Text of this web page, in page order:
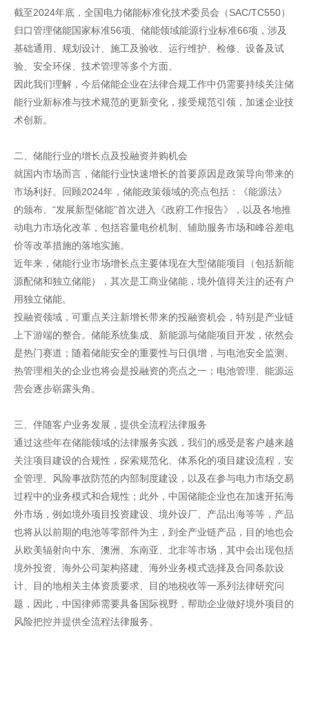
截至2024年底，全国电力储能标准化技术委员会（SAC/TC550）
归口管理储能国家标准56项、储能领域能源行业标准66项，涉及
基础通用、规划设计、施工及验收、运行维护、检修、设备及试
验、安全环保、技术管理等多个方面。
因此我们理解，今后储能企业在法律合规工作中仍需要持续关注储
能行业新标准与技术规范的更新变化，接受规范引领，加速企业技
术创新。
二、储能行业的增长点及投融资并购机会
就国内市场而言，储能行业快速增长的首要原因是政策导向带来的
市场利好。回顾2024年，储能政策领域的亮点包括：《能源法》
的颁布、“发展新型储能”首次进入《政府工作报告》，以及各地推
动电力市场化改革，包括容量电价机制、辅助服务市场和峰谷差电
价等改革措施的落地实施。
近年来，储能行业市场增长点主要体现在大型储能项目（包括新能
源配储和独立储能），其次是工商业储能，境外值得关注的还有户
用独立储能。
投融资领域，可重点关注新增长带来的投融资机会，特别是产业链
上下游端的整合。储能系统集成、新能源与储能项目开发，依然会
是热门赛道；随着储能安全的重要性与日俱增，与电池安全监测、
热管理相关的企业也将会是投融资的亮点之一；电池管理、能源运
营会逐步崭露头角。
三、伴随客户业务发展，提供全流程法律服务
通过这些年在储能领域的法律服务实践，我们的感受是客户越来越
关注项目建设的合规性，探索规范化、体系化的项目建设流程，安
全管理、风险事故防范的内部制度建设，以及在参与电力市场交易
过程中的业务模式和合规性；此外，中国储能企业也在加速开拓海
外市场，例如境外项目投资建设、境外设厂、产品出海等等，产品
也将从以前期的电池等零部件为主，到全产业链产品，目的地也会
从欧美辐射向中东、澳洲、东南亚、北非等市场，其中会出现包括
境外投资、海外公司架构搭建、海外业务模式选择及合同条款设
计、目的地相关主体资质要求、目的地税收等一系列法律研究问
题，因此，中国律师需要具备国际视野，帮助企业做好境外项目的
风险把控并提供全流程法律服务。